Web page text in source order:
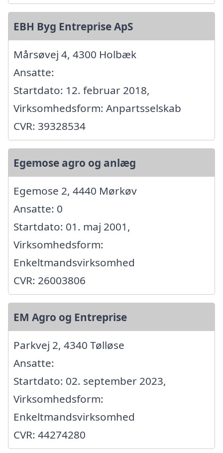
EBH Byg Entreprise ApS
Mårsøvej 4, 4300 Holbæk
Ansatte:
Startdato: 12. februar 2018,
Virksomhedsform: Anpartsselskab
CVR: 39328534
Egemose agro og anlæg
Egemose 2, 4440 Mørkøv
Ansatte: 0
Startdato: 01. maj 2001,
Virksomhedsform:
Enkeltmandsvirksomhed
CVR: 26003806
EM Agro og Entreprise
Parkvej 2, 4340 Tølløse
Ansatte:
Startdato: 02. september 2023,
Virksomhedsform:
Enkeltmandsvirksomhed
CVR: 44274280